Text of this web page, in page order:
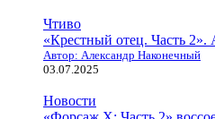
Чтиво
«Крестный отец. Часть 2».
Автор: Александр Наконечный
03.07.2025
Новости